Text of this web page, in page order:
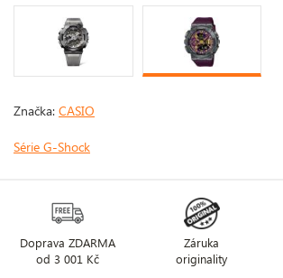
Značka: CASIO
Série G-Shock
Doprava ZDARMA
od 3 001 Kč
Záruka
originality